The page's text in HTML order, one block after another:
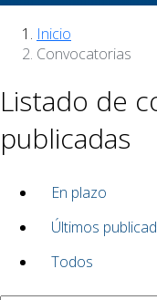
Inicio
Convocatorias
Listado de
publicadas
En plazo
Últimos
Todos